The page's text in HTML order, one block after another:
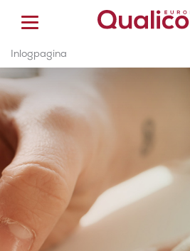
ACCREDITATIE
CERTIFICERING
ACADEMY
ZORGSECTOREN
OVER ONS
Inlogpagina